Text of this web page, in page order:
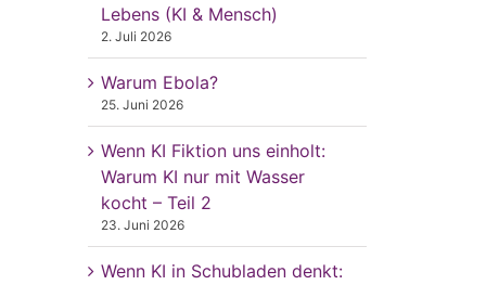
Lebens (KI & Mensch)
2. Juli 2026
Warum Ebola?
25. Juni 2026
Wenn KI Fiktion uns einholt:
Warum KI nur mit Wasser
kocht – Teil 2
23. Juni 2026
Wenn KI in Schubladen denkt: